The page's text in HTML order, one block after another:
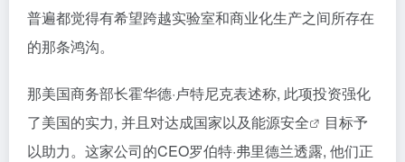
普遍都觉得有希望跨越实验室和商业化生产之间所存在
的那条鸿沟。
那美国商务部长霍华德·卢特尼克表述称, 此项投资强化
了美国的实力, 并且对达成国家以及能源安全
目标予
以助力。这家公司的CEO罗伯特·弗里德兰透露, 他们正